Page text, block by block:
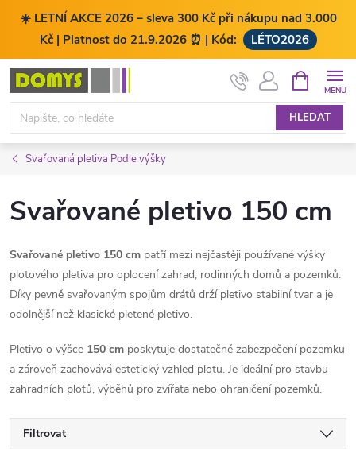
☀️ LETNÍ AKCE 2026 – sleva 300 Kč při nákupu nad 3.000
Kč | Platnost do 21.9.2026 ⏰ | Kód:
LÉTO2026
Přejít
obsah
HLEDAT
NÁKUPNÍ
KOŠÍK
Svařovaná pletiva Podle výšky
Svařované pletivo 150 cm
Svařované pletivo 150 cm patří mezi nejčastěji používané výšky
plotového pletiva pro oplocení zahrad, rodinných domů a pozemků.
Díky pevně svařovaným spojům drátů drží pletivo stabilní tvar a je
odolnější než klasické pletené pletivo.
Pletivo o výšce 150 cm poskytuje dostatečné zabezpečení pozemku
a zároveň zachovává estetický vzhled plotu. Je ideální pro stavbu
zahradních plotů, výběhů pro zvířata nebo ohraničení pozemků.
Filtrovat